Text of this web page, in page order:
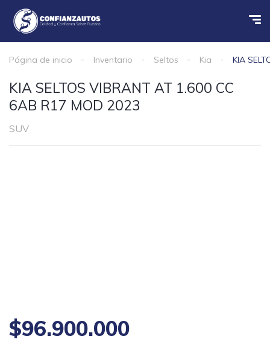
Página de inicio Inventario Seltos Kia KIA
KIA SELTOS VIBRANT AT 1.600 CC
6AB R17 MOD 2023
SUV
$96.900.000